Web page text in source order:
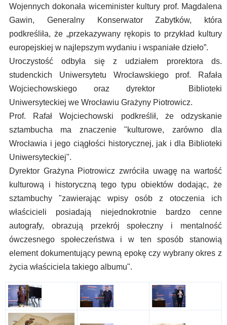
Wojennych dokonała wiceminister kultury prof. Magdalena
Gawin, Generalny Konserwator Zabytków, która
podkreśliła, że „przekazywany rękopis to przykład kultury
europejskiej w najlepszym wydaniu i wspaniałe dzieło”.
Uroczystość odbyła się z udziałem prorektora ds.
studenckich Uniwersytetu Wrocławskiego prof. Rafała
Wojciechowskiego oraz dyrektor Biblioteki
Uniwersyteckiej we Wrocławiu Grażyny Piotrowicz.
Prof. Rafał Wojciechowski podkreślił, że odzyskanie
sztambucha ma znaczenie "kulturowe, zarówno dla
Wrocławia i jego ciągłości historycznej, jak i dla Biblioteki
Uniwersyteckiej".
Dyrektor Grażyna Piotrowicz zwróciła uwagę na wartość
kulturową i historyczną tego typu obiektów dodając, że
sztambuchy "zawierając wpisy osób z otoczenia ich
właścicieli posiadają niejednokrotnie bardzo cenne
autografy, obrazują przekrój społeczny i mentalność
ówczesnego społeczeństwa i w ten sposób stanowią
element dokumentujący pewną epokę czy wybrany okres z
życia właściciela takiego albumu".